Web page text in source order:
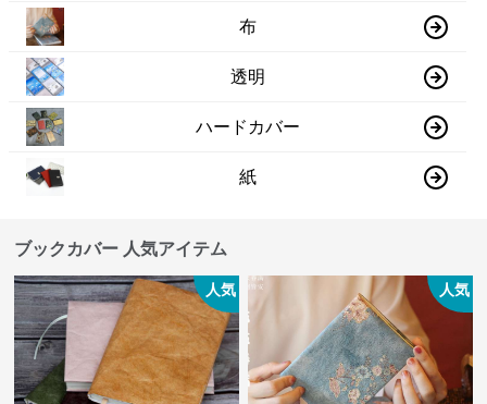
布
透明
ハードカバー
紙
ブックカバー 人気アイテム
人気 人気